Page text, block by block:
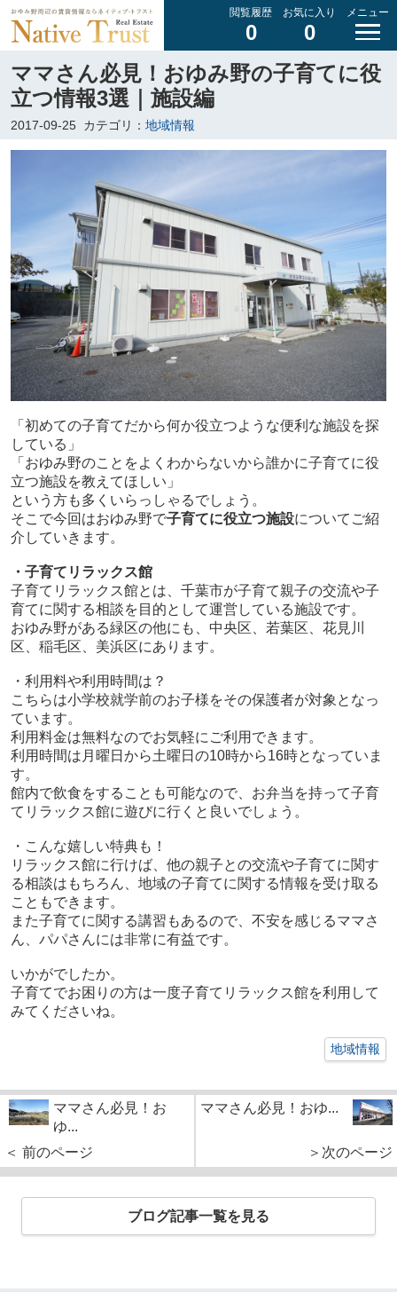
閲覧履歴
0
お気に入り
0
メニュー
ママさん必見！おゆみ野の子育てに役
立つ情報3選｜施設編
2017-09-25 カテゴリ： 地域情報
「初めての子育てだから何か役立つような便利な施設を探
している」
「おゆみ野のことをよくわからないから誰かに子育てに役
立つ施設を教えてほしい」
という方も多くいらっしゃるでしょう。
そこで今回はおゆみ野で子育てに役立つ施設についてご紹
介していきます。
・子育てリラックス館
子育てリラックス館とは、千葉市が子育て親子の交流や子
育てに関する相談を目的として運営している施設です。
おゆみ野がある緑区の他にも、中央区、若葉区、花見川
区、稲毛区、美浜区にあります。
・利用料や利用時間は？
こちらは小学校就学前のお子様をその保護者が対象となっ
ています。
利用料金は無料なのでお気軽にご利用できます。
利用時間は月曜日から土曜日の10時から16時となっていま
す。
館内で飲食をすることも可能なので、お弁当を持って子育
てリラックス館に遊びに行くと良いでしょう。
・こんな嬉しい特典も！
リラックス館に行けば、他の親子との交流や子育てに関す
る相談はもちろん、地域の子育てに関する情報を受け取る
こともできます。
また子育てに関する講習もあるので、不安を感じるママさ
ん、パパさんには非常に有益です。
いかがでしたか。
子育てでお困りの方は一度子育てリラックス館を利用して
みてくださいね。
地域情報
ママさん必見！お
ゆ...
＜ 前のページ
ママさん必見！おゆ...
＞次のページ
ブログ記事一覧を見る